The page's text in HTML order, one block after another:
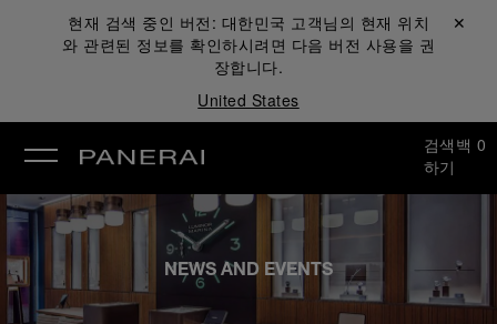
현재 검색 중인 버전: 대한민국 고객님의 현재 위치
와 관련된 정보를 확인하시려면 다음 버전 사용을 권
장합니다.
United States
닫기 ✕
검색
하기
백 0
NEWS AND EVENTS